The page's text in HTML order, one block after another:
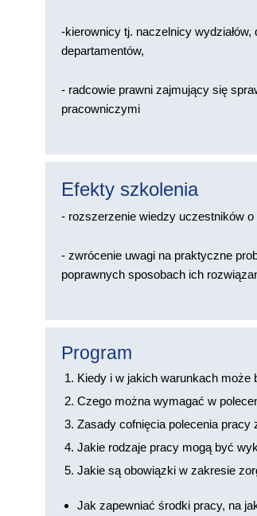
-kierownicy tj. naczelnicy wydziałów,
departamentów,
- radcowie prawni zajmujący się
pracowniczymi
Efekty szkolenia
- rozszerzenie wiedzy uczestników
- zwrócenie uwagi na praktyczne
poprawnych sposobach ich
Program
Kiedy i w jakich warunkach może
Czego można wymagać w
Zasady cofnięcia polecenia pracy
Jakie rodzaje pracy mogą być
Jakie są obowiązki w zakresie
Jak zapewniać środki pracy, na